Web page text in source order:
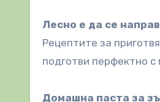
Лесно е да се
Рецептите за
подготви перфектно с
Домашна паста за